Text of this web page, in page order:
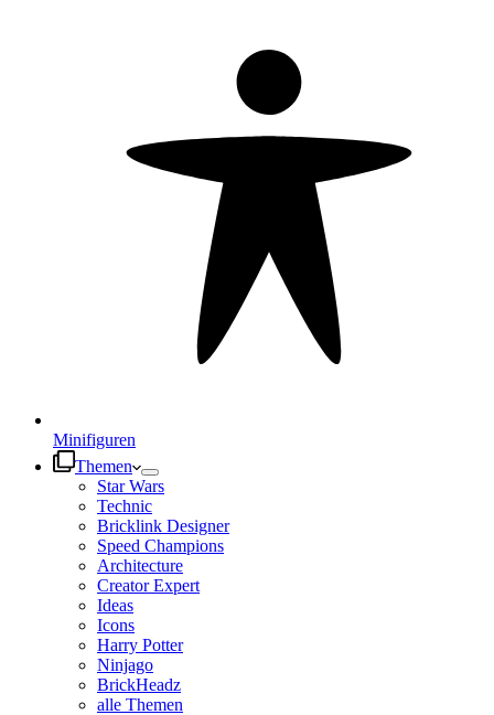
Minifiguren
Themen
Star Wars
Technic
Bricklink Designer
Speed Champions
Architecture
Creator Expert
Ideas
Icons
Harry Potter
Ninjago
BrickHeadz
alle Themen